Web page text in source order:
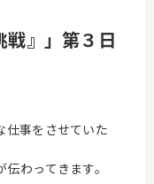
戦』」第３日
仕事をさせていた
わってきます。